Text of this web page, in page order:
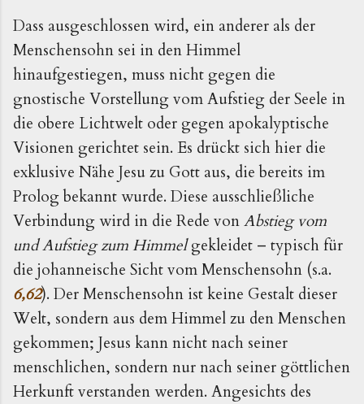
Dass ausgeschlossen wird, ein anderer als der
Menschensohn sei in den Himmel
hinaufgestiegen, muss nicht gegen die
gnostische Vorstellung vom Aufstieg der Seele in
die obere Lichtwelt oder gegen apokalyptische
Visionen gerichtet sein. Es drückt sich hier die
exklusive Nähe Jesu zu Gott aus, die bereits im
Prolog bekannt wurde. Diese ausschließliche
Verbindung wird in die Rede vonAbstieg vom
und Aufstieg zum Himmelgekleidet – typisch für
die johanneische Sicht vom Menschensohn (s.a.
6,62). Der Menschensohn ist keine Gestalt dieser
Welt, sondern aus dem Himmel zu den Menschen
gekommen; Jesus kann nicht nach seiner
menschlichen, sondern nur nach seiner göttlichen
Herkunft verstanden werden. Angesichts des